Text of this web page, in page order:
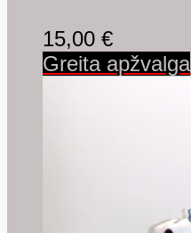
15,00 €
Greita apžvalga